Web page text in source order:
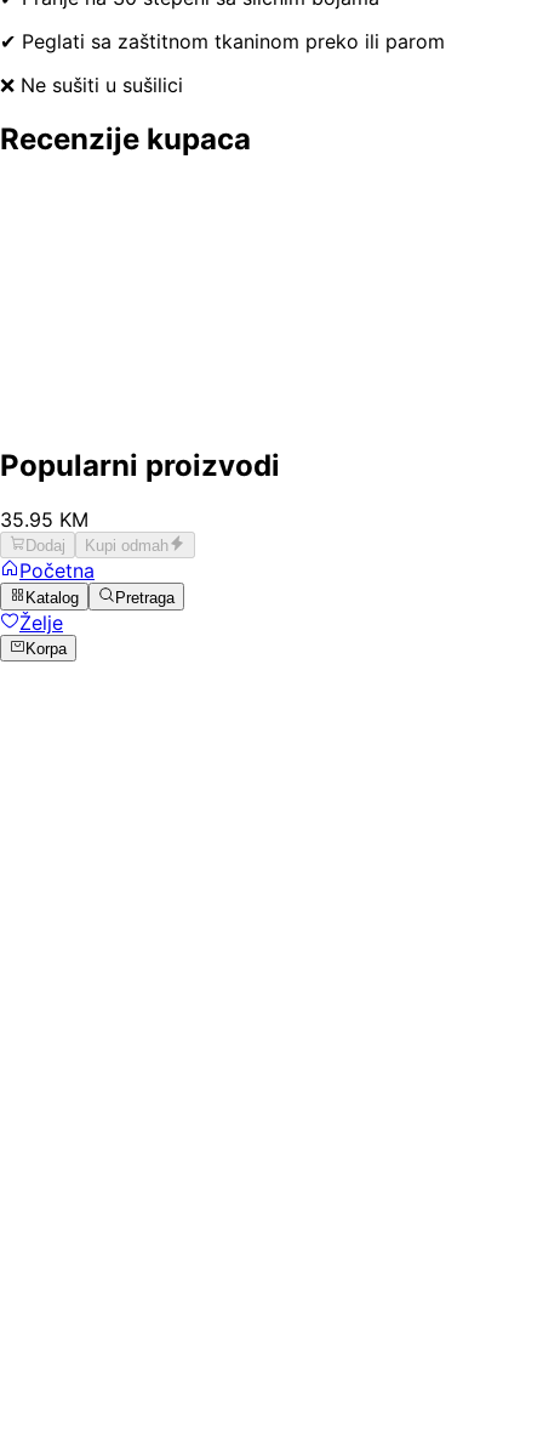
✔ Peglati sa zaštitnom tkaninom preko ili parom
❌ Ne sušiti u sušilici
Recenzije kupaca
Popularni proizvodi
35.95 KM
Dodaj Kupi odmah
Početna
Katalog Pretraga
Želje
Korpa